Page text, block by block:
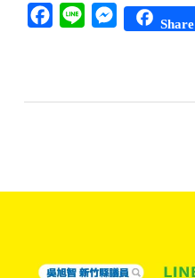
Facebook
Line Messenger
Share